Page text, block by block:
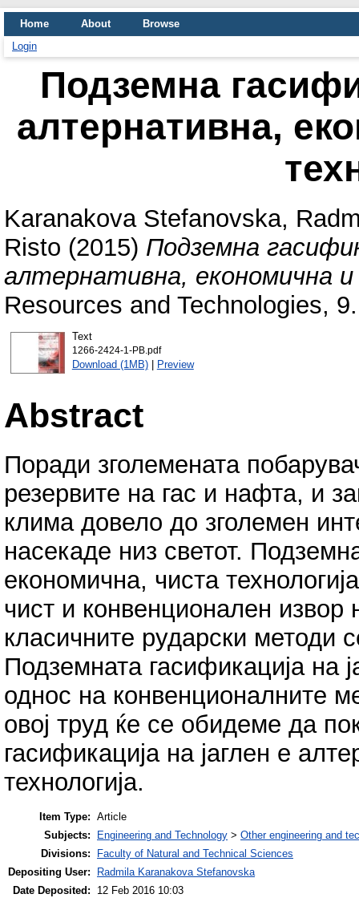
Home About
Browse
Login
Подземна
алтернативна,
Karanakova Stefanovska,
Risto (2015) Подземна
алтернативна, економична и
Resources and Technologies,
Text
1266-2424-1-PB.pdf
Download (1MB)| Preview
Abstract
Поради зголемената
резервите на гас и нафта, и
клима довело до зголемен
насекаде низ светот.
економична, чиста
чист и конвенционален извор
класичните рударски методи
Подземната гасификација на
однос на конвенционалните
овој труд ќе се обидеме да
гасификација на јаглен е
технологија.
Item Type: Article
Subjects:
Engineering and Technology > Other engineering and
Divisions:
Faculty of Natural and Technical Sciences
Depositing User:
Radmila Karanakova Stefanovska
Date Deposited:
12 Feb 2016 10:03